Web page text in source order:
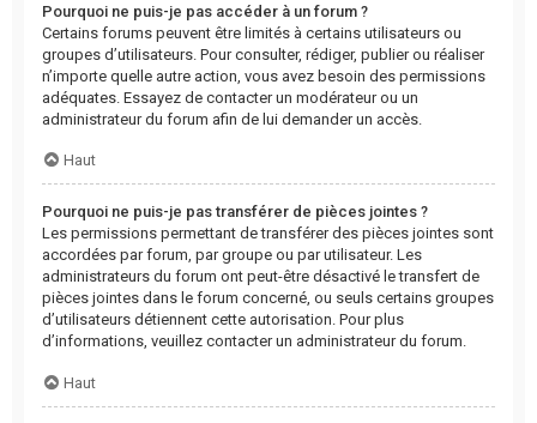
Pourquoi ne puis-je pas accéder à un forum ?
Certains forums peuvent être limités à certains utilisateurs ou
groupes d’utilisateurs. Pour consulter, rédiger, publier ou réaliser
n’importe quelle autre action, vous avez besoin des permissions
adéquates. Essayez de contacter un modérateur ou un
administrateur du forum afin de lui demander un accès.
Haut
Pourquoi ne puis-je pas transférer de pièces jointes ?
Les permissions permettant de transférer des pièces jointes sont
accordées par forum, par groupe ou par utilisateur. Les
administrateurs du forum ont peut-être désactivé le transfert de
pièces jointes dans le forum concerné, ou seuls certains groupes
d’utilisateurs détiennent cette autorisation. Pour plus
d’informations, veuillez contacter un administrateur du forum.
Haut